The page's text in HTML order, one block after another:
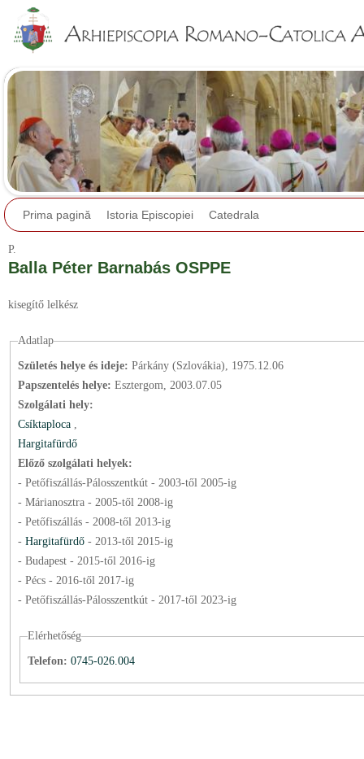
Prima pagină Istoria Episcopiei Catedrala
P.
Balla Péter Barnabás OSPPE
kisegítő lelkész
Adatlap
Születés helye és ideje: Párkány (Szlovákia), 1975.12.06
Papszentelés helye: Esztergom, 2003.07.05
Szolgálati hely:
Csíktaploca ,
Hargitafürdő
Előző szolgálati helyek:
- Petőfiszállás-Pálosszentkút - 2003-től 2005-ig
- Márianosztra - 2005-től 2008-ig
- Petőfiszállás - 2008-től 2013-ig
- Hargitafürdő - 2013-től 2015-ig
- Budapest - 2015-től 2016-ig
- Pécs - 2016-től 2017-ig
- Petőfiszállás-Pálosszentkút - 2017-től 2023-ig
Elérhetőség
Telefon: 0745-026.004